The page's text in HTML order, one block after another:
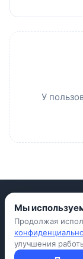
У
Мы
Продолжая
улучшения